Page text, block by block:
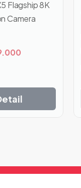
Flagship 8K
Camera